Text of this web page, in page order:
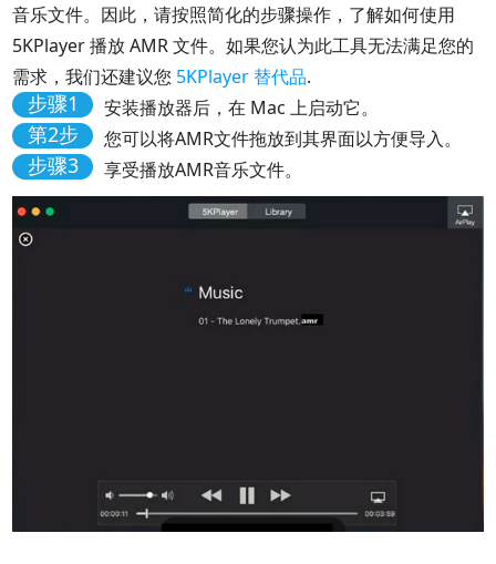
音乐文件。因此，请按照简化的步骤操作，了解如何使用
5KPlayer 播放 AMR 文件。如果您认为此工具无法满足您的
需求，我们还建议您 5KPlayer 替代品.
步骤1 安装播放器后，在 Mac 上启动它。
第2步 您可以将AMR文件拖放到其界面以方便导入。
步骤3 享受播放AMR音乐文件。